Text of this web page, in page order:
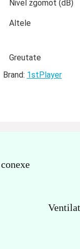
Nivel zgomot (dB)
Altele
Greutate
Brand: 1stPlayer